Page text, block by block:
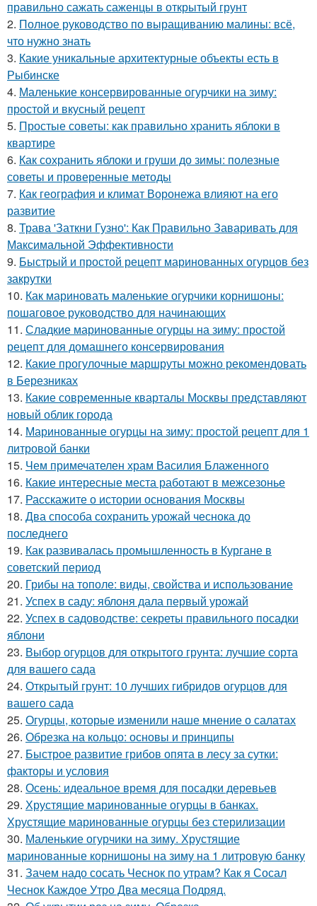
правильно сажать саженцы в открытый грунт
2. Полное руководство по выращиванию малины: всё,
что нужно знать
3. Какие уникальные архитектурные объекты есть в
Рыбинске
4. Маленькие консервированные огурчики на зиму:
простой и вкусный рецепт
5. Простые советы: как правильно хранить яблоки в
квартире
6. Как сохранить яблоки и груши до зимы: полезные
советы и проверенные методы
7. Как география и климат Воронежа влияют на его
развитие
8. Трава 'Заткни Гузно': Как Правильно Заваривать для
Максимальной Эффективности
9. Быстрый и простой рецепт маринованных огурцов без
закрутки
10. Как мариновать маленькие огурчики корнишоны:
пошаговое руководство для начинающих
11. Сладкие маринованные огурцы на зиму: простой
рецепт для домашнего консервирования
12. Какие прогулочные маршруты можно рекомендовать
в Березниках
13. Какие современные кварталы Москвы представляют
новый облик города
14. Маринованные огурцы на зиму: простой рецепт для 1
литровой банки
15. Чем примечателен храм Василия Блаженного
16. Какие интересные места работают в межсезонье
17. Расскажите о истории основания Москвы
18. Два способа сохранить урожай чеснока до
последнего
19. Как развивалась промышленность в Кургане в
советский период
20. Грибы на тополе: виды, свойства и использование
21. Успех в саду: яблоня дала первый урожай
22. Успех в садоводстве: секреты правильного посадки
яблони
23. Выбор огурцов для открытого грунта: лучшие сорта
для вашего сада
24. Открытый грунт: 10 лучших гибридов огурцов для
вашего сада
25. Огурцы, которые изменили наше мнение о салатах
26. Обрезка на кольцо: основы и принципы
27. Быстрое развитие грибов опята в лесу за сутки:
факторы и условия
28. Осень: идеальное время для посадки деревьев
29. Хрустящие маринованные огурцы в банках.
Хрустящие маринованные огурцы без стерилизации
30. Маленькие огурчики на зиму. Хрустящие
маринованные корнишоны на зиму на 1 литровую банку
31. Зачем надо сосать Чеснок по утрам? Как я Сосал
Чеснок Каждое Утро Два месяца Подряд.